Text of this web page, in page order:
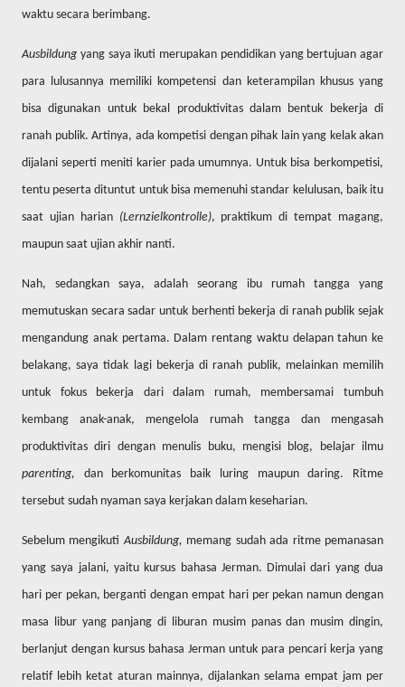
waktu secara berimbang.
Ausbildung yang saya ikuti merupakan pendidikan yang bertujuan agar
para lulusannya memiliki kompetensi dan keterampilan khusus yang
bisa digunakan untuk bekal produktivitas dalam bentuk bekerja di
ranah publik. Artinya, ada kompetisi dengan pihak lain yang kelak akan
dijalani seperti meniti karier pada umumnya. Untuk bisa berkompetisi,
tentu peserta dituntut untuk bisa memenuhi standar kelulusan, baik itu
saat ujian harian (Lernzielkontrolle), praktikum di tempat magang,
maupun saat ujian akhir nanti.
Nah, sedangkan saya, adalah seorang ibu rumah tangga yang
memutuskan secara sadar untuk berhenti bekerja di ranah publik sejak
mengandung anak pertama. Dalam rentang waktu delapan tahun ke
belakang, saya tidak lagi bekerja di ranah publik, melainkan memilih
untuk fokus bekerja dari dalam rumah, membersamai tumbuh
kembang anak-anak, mengelola rumah tangga dan mengasah
produktivitas diri dengan menulis buku, mengisi blog, belajar ilmu
parenting, dan berkomunitas baik luring maupun daring. Ritme
tersebut sudah nyaman saya kerjakan dalam keseharian.
Sebelum mengikutiAusbildung, memang sudah ada ritme pemanasan
yang saya jalani, yaitu kursus bahasa Jerman. Dimulai dari yang dua
hari per pekan, berganti dengan empat hari per pekan namun dengan
masa libur yang panjang di liburan musim panas dan musim dingin,
berlanjut dengan kursus bahasa Jerman untuk para pencari kerja yang
relatif lebih ketat aturan mainnya, dijalankan selama empat jam per